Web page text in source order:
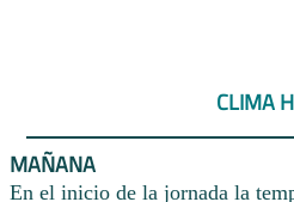
CLIMA
MAÑANA
En el inicio de la jornada la